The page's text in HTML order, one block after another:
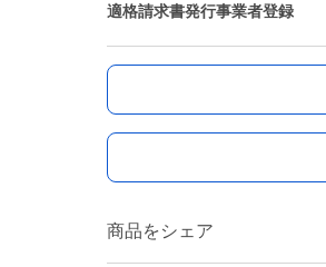
適格請求書発行事業者登録
商品をシェア